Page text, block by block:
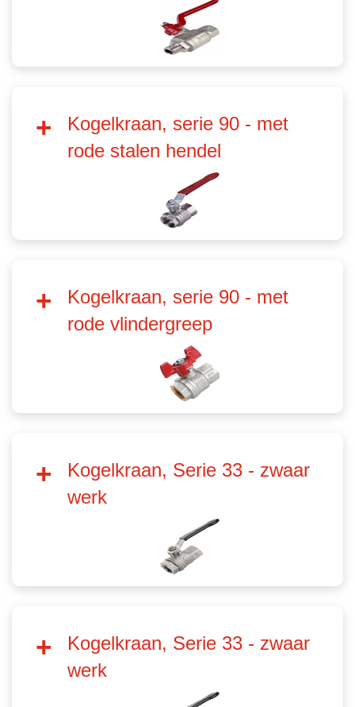
Kogelkraan, serie 90 - met
rode stalen hendel
Kogelkraan, serie 90 - met
rode vlindergreep
Kogelkraan, Serie 33 - zwaar
werk
Kogelkraan, Serie 33 - zwaar
werk